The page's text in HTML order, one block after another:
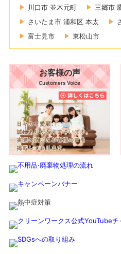
川口市 並木元町
三郷市
さいたま市 浦和区 本太
富士見市
東松山市
お客様の声
Customers Voice